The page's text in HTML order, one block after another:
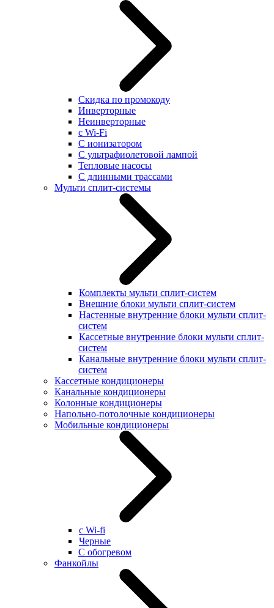
Скидка по промокоду
Инверторные
Неинверторные
с Wi-Fi
С ионизатором
С ультрафиолетовой лампой
Тепловые насосы
С длинными трассами
Мульти сплит-системы
Комплекты мульти сплит-систем
Внешние блоки мульти сплит-систем
Настенные внутренние блоки мульти сплит-
систем
Кассетные внутренние блоки мульти сплит-
систем
Канальные внутренние блоки мульти сплит-
систем
Кассетные кондиционеры
Канальные кондиционеры
Колонные кондиционеры
Напольно-потолочные кондиционеры
Мобильные кондиционеры
с Wi-fi
Черные
С обогревом
Фанкойлы